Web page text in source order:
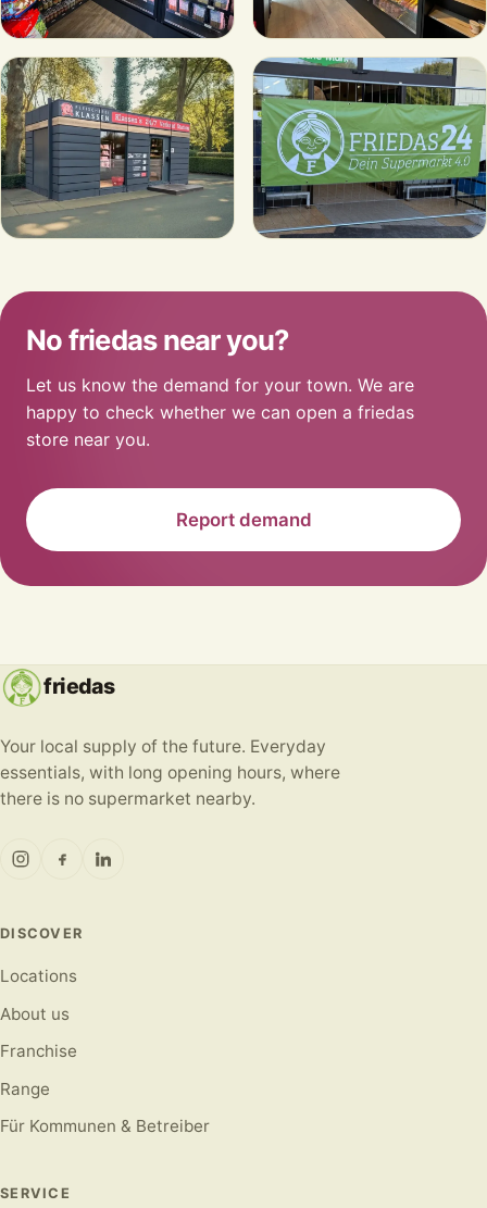
No friedas near you?
Let us know the demand for your town. We are
happy to check whether we can open a friedas
store near you.
Report demand
friedas
Your local supply of the future. Everyday
essentials, with long opening hours, where
there is no supermarket nearby.
DISCOVER
Locations
About us
Franchise
Range
Für Kommunen & Betreiber
SERVICE